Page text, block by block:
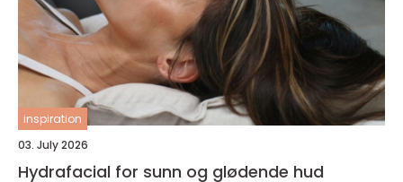
inspiration
03. July 2026
Hydrafacial for sunn og glødende hud